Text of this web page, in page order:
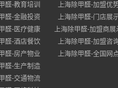
醛-教育培训
醛-金融投资
醛-医疗健康
醛-酒店餐饮
醛-房产物业
醛-生产制造
醛-交通物流
上海除甲醛-加盟优
上海除甲醛-门店展
上海除甲醛-加盟商展
上海除甲醛-加盟咨
上海除甲醛-全国网